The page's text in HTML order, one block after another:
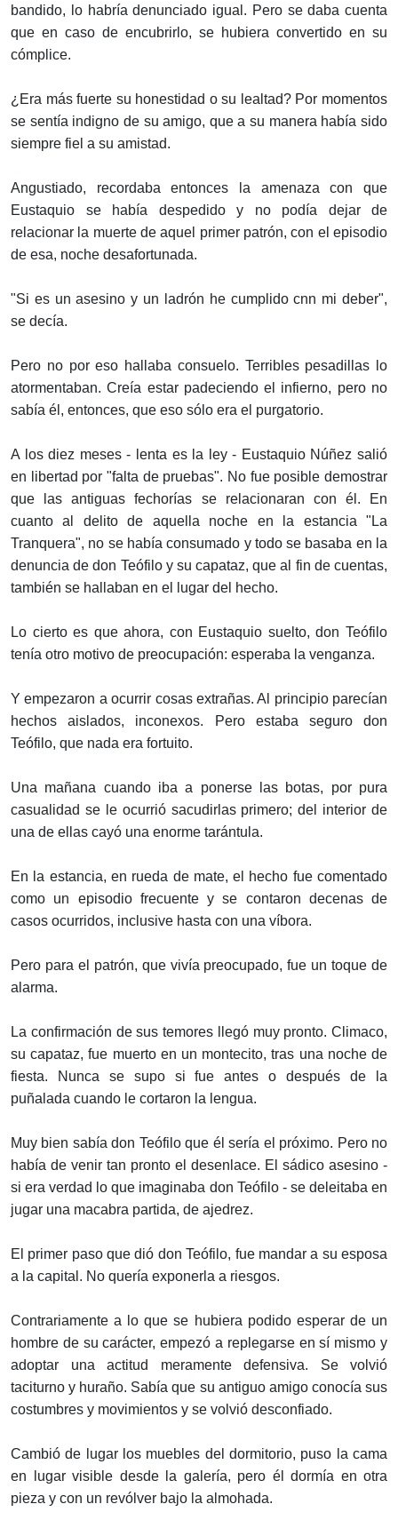
bandido, lo habría denunciado igual. Pero se daba cuenta
que en caso de encubrirlo, se hubiera convertido en su
cómplice.
¿Era más fuerte su honestidad o su lealtad? Por momentos
se sentía indigno de su amigo, que a su manera había sido
siempre fiel a su amistad.
Angustiado, recordaba entonces la amenaza con que
Eustaquio se había despedido y no podía dejar de
relacionar la muerte de aquel primer patrón, con el episodio
de esa, noche desafortunada.
"Si es un asesino y un ladrón he cumplido cnn mi deber",
se decía.
Pero no por eso hallaba consuelo. Terribles pesadillas lo
atormentaban. Creía estar padeciendo el infierno, pero no
sabía él, entonces, que eso sólo era el purgatorio.
A los diez meses - lenta es la ley - Eustaquio Núñez salió
en libertad por "falta de pruebas". No fue posible demostrar
que las antiguas fechorías se relacionaran con él. En
cuanto al delito de aquella noche en la estancia "La
Tranquera", no se había consumado y todo se basaba en la
denuncia de don Teófilo y su capataz, que al fin de cuentas,
también se hallaban en el lugar del hecho.
Lo cierto es que ahora, con Eustaquio suelto, don Teófilo
tenía otro motivo de preocupación: esperaba la venganza.
Y empezaron a ocurrir cosas extrañas. Al principio parecían
hechos aislados, inconexos. Pero estaba seguro don
Teófilo, que nada era fortuito.
Una mañana cuando iba a ponerse las botas, por pura
casualidad se le ocurrió sacudirlas primero; del interior de
una de ellas cayó una enorme tarántula.
En la estancia, en rueda de mate, el hecho fue comentado
como un episodio frecuente y se contaron decenas de
casos ocurridos, inclusive hasta con una víbora.
Pero para el patrón, que vivía preocupado, fue un toque de
alarma.
La confirmación de sus temores llegó muy pronto. Climaco,
su capataz, fue muerto en un montecito, tras una noche de
fiesta. Nunca se supo si fue antes o después de la
puñalada cuando le cortaron la lengua.
Muy bien sabía don Teófilo que él sería el próximo. Pero no
había de venir tan pronto el desenlace. El sádico asesino -
si era verdad lo que imaginaba don Teófilo - se deleitaba en
jugar una macabra partida, de ajedrez.
El primer paso que dió don Teófilo, fue mandar a su esposa
a la capital. No quería exponerla a riesgos.
Contrariamente a lo que se hubiera podido esperar de un
hombre de su carácter, empezó a replegarse en sí mismo y
adoptar una actitud meramente defensiva. Se volvió
taciturno y huraño. Sabía que su antiguo amigo conocía sus
costumbres y movimientos y se volvió desconfiado.
Cambió de lugar los muebles del dormitorio, puso la cama
en lugar visible desde la galería, pero él dormía en otra
pieza y con un revólver bajo la almohada.